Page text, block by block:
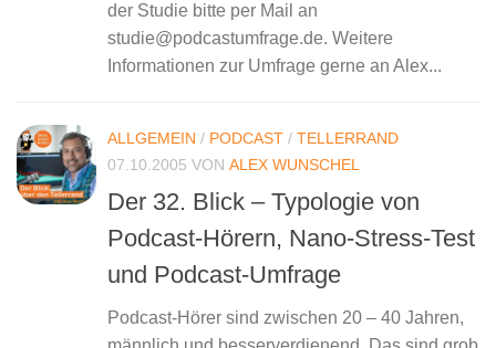
der Studie bitte per Mail an
studie@podcastumfrage.de. Weitere
Informationen zur Umfrage gerne an Alex...
ALLGEMEIN / PODCAST / TELLERRAND
07.10.2005 VON ALEX WUNSCHEL
Der 32. Blick – Typologie von
Podcast-Hörern, Nano-Stress-Test
und Podcast-Umfrage
Podcast-Hörer sind zwischen 20 – 40 Jahren,